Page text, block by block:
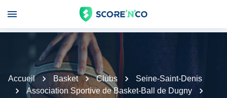
Accueil Basket Clubs
Seine-Saint-Denis
Association Sportive de Basket-Ball de Dugny